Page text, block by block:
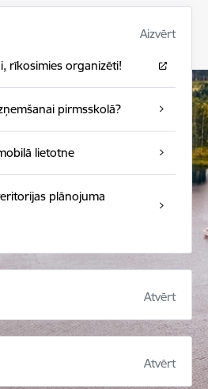
Aizvērt
rīkosimies organizēti!
pirmsskolā?
lietotne
plānojuma
Atvērt
Atvērt